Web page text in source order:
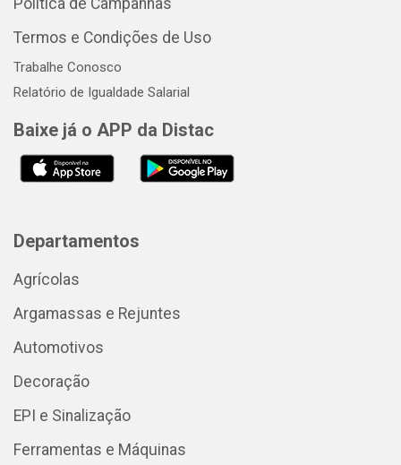
Política de Campanhas
Termos e Condições de Uso
Trabalhe Conosco
Relatório de Igualdade Salarial
Baixe já o APP da Distac
Departamentos
Agrícolas
Argamassas e Rejuntes
Automotivos
Decoração
EPI e Sinalização
Ferramentas e Máquinas